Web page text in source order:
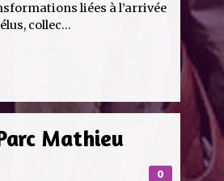
liées à l’arrivée
collec...
Mathieu
0